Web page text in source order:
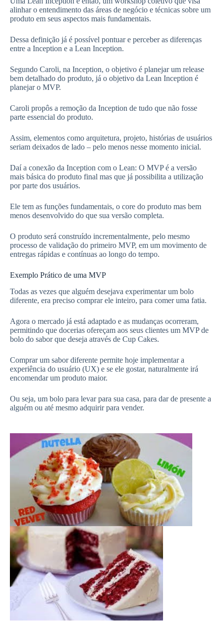
alinhar o entendimento das áreas de negócio e técnicas sobre um
produto em seus aspectos mais fundamentais.
Dessa definição já é possível pontuar e perceber as diferenças
entre a Inception e a Lean Inception.
Segundo Caroli, na Inception, o objetivo é planejar um release
bem detalhado do produto, já o objetivo da Lean Inception é
planejar o MVP.
Caroli propôs a remoção da Inception de tudo que não fosse
parte essencial do produto.
Assim, elementos como arquitetura, projeto, histórias de usuários
seriam deixados de lado – pelo menos nesse momento inicial.
Daí a conexão da Inception com o Lean: O MVP é a versão
mais básica do produto final mas que já possibilita a utilização
por parte dos usuários.
Ele tem as funções fundamentais, o core do produto mas bem
menos desenvolvido do que sua versão completa.
O produto será construído incrementalmente, pelo mesmo
processo de validação do primeiro MVP, em um movimento de
entregas rápidas e contínuas ao longo do tempo.
Exemplo Prático de uma MVP
Todas as vezes que alguém desejava experimentar um bolo
diferente, era preciso comprar ele inteiro, para comer uma fatia.
Agora o mercado já está adaptado e as mudanças ocorreram,
permitindo que docerias ofereçam aos seus clientes um MVP de
bolo do sabor que deseja através de Cup Cakes.
Comprar um sabor diferente permite hoje implementar a
experiência do usuário (UX) e se ele gostar, naturalmente irá
encomendar um produto maior.
Ou seja, um bolo para levar para sua casa, para dar de presente a
alguém ou até mesmo adquirir para vender.